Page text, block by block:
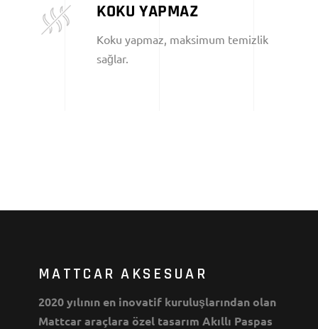
KOKU YAPMAZ
Koku yapmaz, maksimum temizlik
sağlar.
MATTCAR AKSESUAR
2020 yılının en inovatif kuruluşlarından olan
Mattcar araçlara özel tasarım Akıllı Paspas